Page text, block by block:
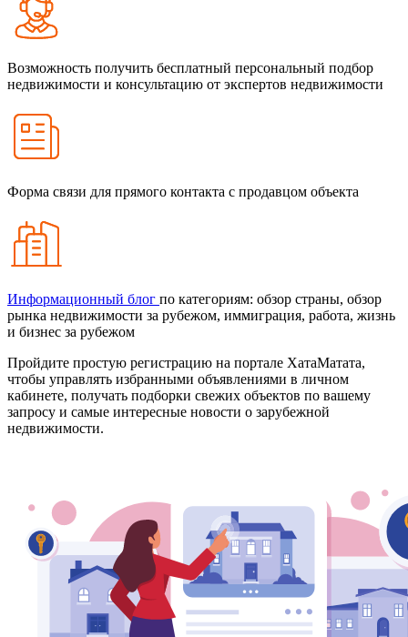
Возможность получить бесплатный персональный подбор
недвижимости и консультацию от экспертов недвижимости
Форма связи для прямого контакта с продавцом объекта
Информационный блог по категориям: обзор страны, обзор
рынка недвижимости за рубежом, иммиграция, работа, жизнь
и бизнес за рубежом
Пройдите простую регистрацию на портале ХатаМатата,
чтобы управлять избранными объявлениями в личном
кабинете, получать подборки свежих объектов по вашему
запросу и самые интересные новости о зарубежной
недвижимости.